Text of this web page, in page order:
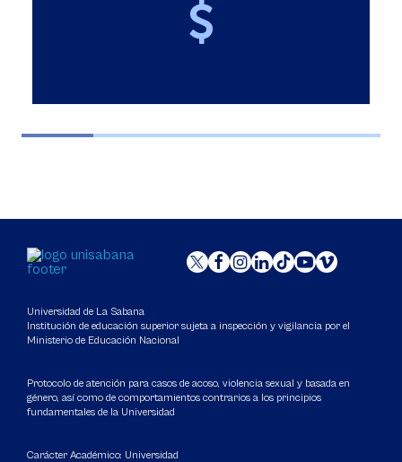
Universidad de La Sabana
Institución de educación superior sujeta a inspección y vigilancia por el
Ministerio de Educación Nacional
Protocolo de atención para casos de acoso, violencia sexual y basada en
género, así como de comportamientos contrarios a los principios
fundamentales de la Universidad
Carácter Académico: Universidad